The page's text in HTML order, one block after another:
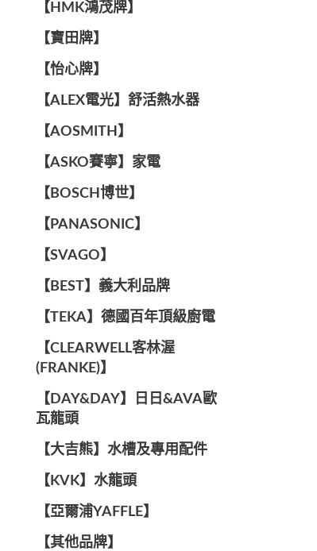
【HMK鴻茂牌】
【寶田牌】
️【怡心牌】️
️️【ALEX電光】舒活熱水器️️
【AOSMITH】
【ASKO賽寧】家電
【BOSCH博世】
️【PANASONIC】️
️【SVAGO】️
️【BEST】️義大利品牌
️【TEKA】️德國百年頂級廚電
️【CLEARWELL客林渥
(FRANKE)】️
️【DAY&DAY】️日日&AVA歐
瓦龍頭
【大吉熊】水槽及專用配件
️【KVK】水龍頭️
【亞爾浦YAFFLE】
️【其他品牌】️